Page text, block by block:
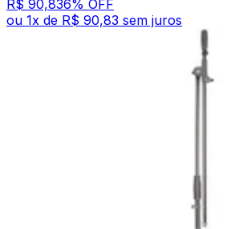
R$ 90,836% OFF
ou 1x de R$ 90,83 sem juros